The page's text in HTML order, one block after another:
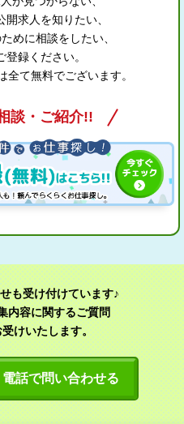
求人を知りたい、
めに相談をしたい、
録ください。
て無料でございます。
談・ご紹介!!
も受け付けています♪
内容に関するご質問
けいたします。
電話で問い合わせる